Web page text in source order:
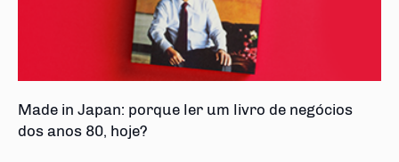
Made in Japan: porque ler um livro de negócios
dos anos 80, hoje?